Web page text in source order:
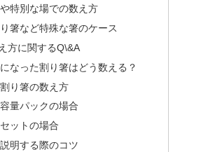
特別な場での数え方
箸など特殊な箸のケース
方に関するQ\&A
なった割り箸はどう数える？
り箸の数え方
量パックの場合
ットの場合
明する際のコツ